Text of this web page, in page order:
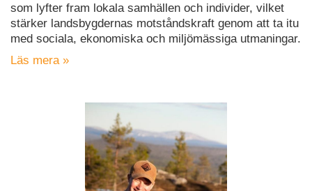
som lyfter fram lokala samhällen och individer, vilket
stärker landsbygdernas motståndskraft genom att ta itu
med sociala, ekonomiska och miljömässiga utmaningar.
Läs mera »